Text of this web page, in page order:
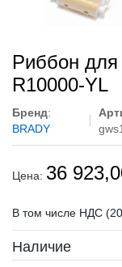
Риббон для
R10000-YL
Бренд:
BRADY
Цена: 36
В том числе НДС
Наличие